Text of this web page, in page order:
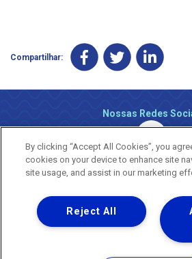
Compartilhar:
Nossas Redes
Uma empresa
Copyright ® 2026 - Todos
Nossa natureza
By clicking “Accept All Cookies”, you
cookies on your device to enhance site
site usage, and assist in our marketing
Reject All